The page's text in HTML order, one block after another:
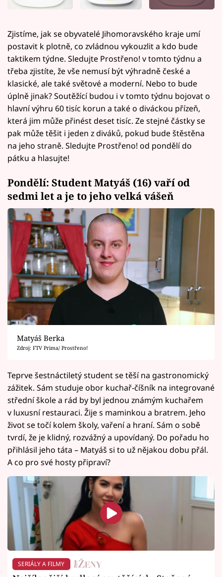
Zjistíme, jak se obyvatelé Jihomoravského kraje umí
postavit k plotně, co zvládnou vykouzlit a kdo bude
taktikem týdne. Sledujte Prostřeno! v tomto týdnu a
třeba zjistíte, že vše nemusí být výhradně české a
klasické, ale také světové a moderní. Nebo to bude
úplně jinak? Soutěžící budou i v tomto týdnu bojovat o
hlavní výhru 60 tisíc korun a také o diváckou přízeň,
která jim může přinést deset tisíc. Ze stejné částky se
pak může těšit i jeden z diváků, pokud bude štěstěna
na jeho straně. Sledujte Prostřeno! od pondělí do
pátku a hlasujte!
Pondělí: Student Matyáš (16) vaří od
sedmi let a je to jeho velká vášeň
Matyáš Berka
Zdroj: FTV Prima/ Prostřeno!
Teprve šestnáctiletý student se těší na gastronomický
zážitek. Sám studuje obor kuchař-číšník na integrované
střední škole a rád by byl jednou známým kuchařem
v luxusní restauraci. Žije s maminkou a bratrem. Jeho
život se točí kolem školy, vaření a hraní. Sám o sobě
tvrdí, že je klidný, rozvážný a upovídaný. Do pořadu ho
přihlásil jeho táta – Matyáš si to už nějakou dobu přál.
A co pro své hosty připraví?
SERIÁLY A FILMY